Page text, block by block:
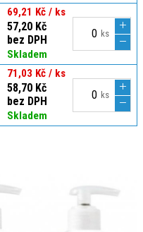
69,21 Kč / ks
57,20 Kč
bez DPH
Skladem
ks
71,03 Kč / ks
58,70 Kč
bez DPH
Skladem
ks